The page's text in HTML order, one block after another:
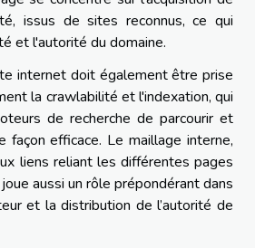
issus de sites reconnus, ce qui
et l'autorité du domaine.
internet doit également être prise
la crawlabilité et l'indexation, qui
de recherche de parcourir et
façon efficace. Le maillage interne,
liens reliant les différentes pages
aussi un rôle prépondérant dans
et la distribution de l’autorité de